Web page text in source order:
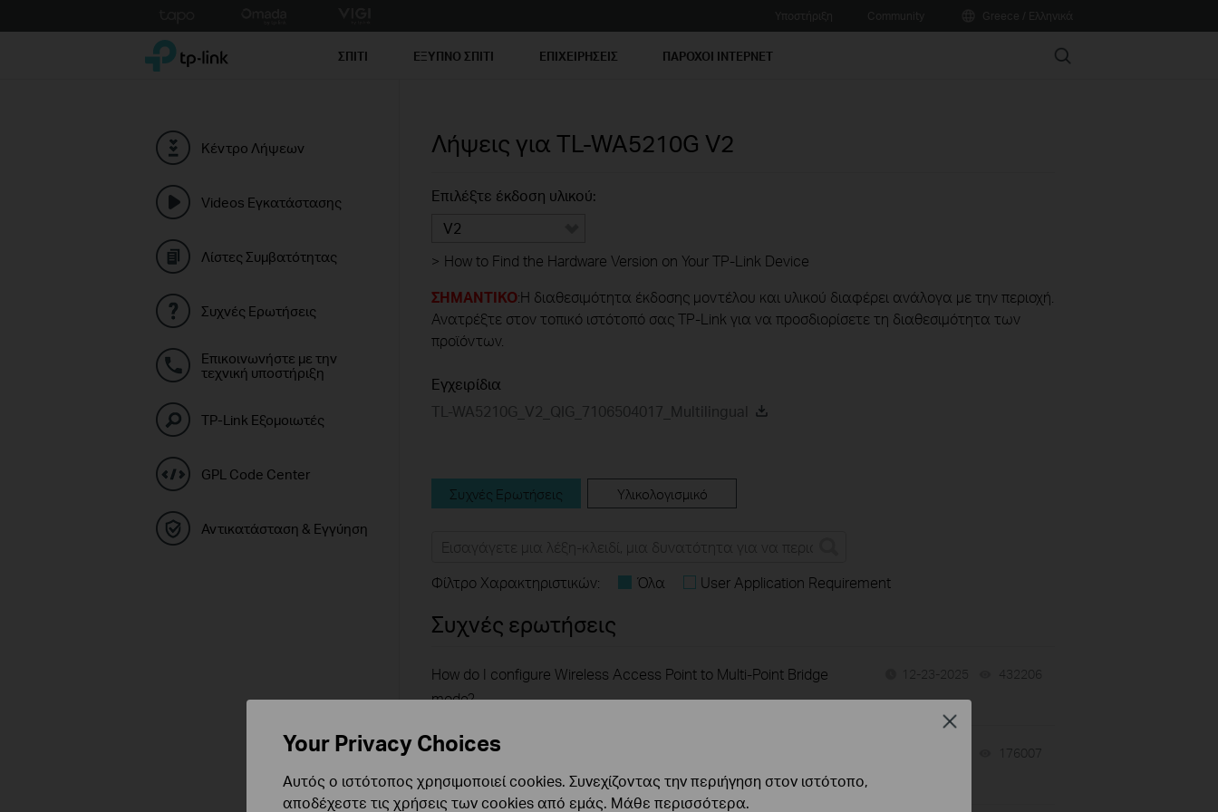
to
TP-Link, Reliably Smart ΣΠΙΤΙ ΕΞΥΠΝΟ ΣΠΙΤΙ ΕΠΙΧΕΙΡΗΣΕΙΣ ΠΑΡΟΧΟΙ ΙΝΤΕΡΝΕΤ Search
Κέντρο Λήψεων
Videos Εγκατάστασης
Λίστες Συμβατότητας
Συχνές Ερωτήσεις
Επικοινωνήστε με την
τεχνική υποστήριξη
TP-Link Εξομοιωτές
GPL Code Center
Αντικατάσταση & Εγγύηση
Λήψεις για TL-WA5210G V2
Επιλέξτε έκδοση υλικού:
V2
> How to Find the Hardware Version on Your TP-Link Device
ΣΗΜΑΝΤΙΚΟ:Η διαθεσιμότητα έκδοσης μοντέλου και υλικού διαφέρει ανάλογα με την περιοχή.
Ανατρέξτε στον τοπικό ιστότοπό σας TP-Link για να προσδιορίσετε τη διαθεσιμότητα των
προϊόντων.
Εγχειρίδια
TL-WA5210G_V2_QIG_7106504017_Multilingual
Συχνές Ερωτήσεις Υλικολογισμικό
Φίλτρο Χαρακτηριστικών: Όλα User Application Requirement
Συχνές ερωτήσεις
How do I configure Wireless Access Point to Multi-Point Bridge
mode?
12-23-2025 432206
The different configurations of Bridge with AP mode among the
TP-Link outdoor access points
176007
Your Privacy Choices
Αυτός ο ιστότοπος χρησιμοποιεί cookies. Συνεχίζοντας την περιήγηση στον ιστότοπο,
αποδέχεστε τις χρήσεις των cookies από εμάς. Μάθε περισσότερα.
Close